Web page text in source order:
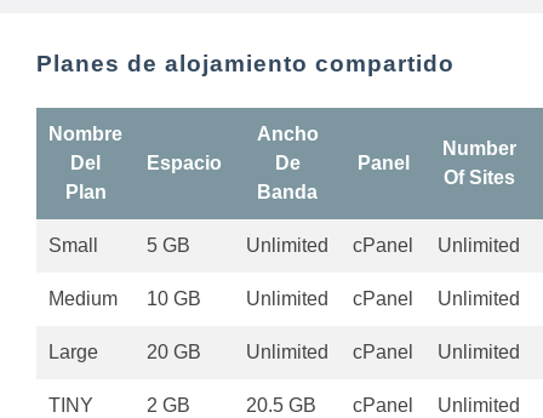
Planes de alojamiento compartido
Nombre
Del
Plan
Espacio
Ancho
De
Banda
Panel
Number
Of Sites
Small 5 GB Unlimited cPanel Unlimited
Medium 10 GB Unlimited cPanel Unlimited
Large 20 GB Unlimited cPanel Unlimited
TINY 2 GB 20.5 GB cPanel Unlimited